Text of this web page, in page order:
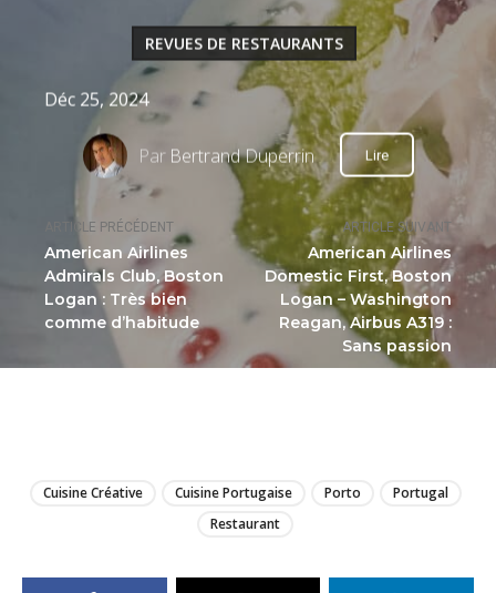
ARTICLE PRÉCÉDENT
American Airlines
Admirals Club, Boston
Logan : Très bien
comme d’habitude
ARTICLE SUIVANT
American Airlines
Domestic First, Boston
Logan – Washington
Reagan, Airbus A319 :
Sans passion
REVUES DE RESTAURANTS
Déc 25, 2024
Par Bertrand Duperrin Lire
Cuisine Créative Cuisine Portugaise Porto
Portugal
Restaurant